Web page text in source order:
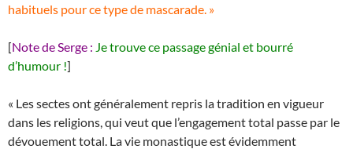
habituels pour ce type de mascarade. »
[Note de Serge : Je trouve ce passage génial et bourré
d’humour !]
« Les sectes ont généralement repris la tradition en vigueur
dans les religions, qui veut que l’engagement total passe par le
dévouement total. La vie monastique est évidemment